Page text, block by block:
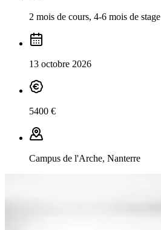
2 mois de cours, 4-6 mois de stage
13 octobre 2026
5400 €
Campus de l'Arche, Nanterre